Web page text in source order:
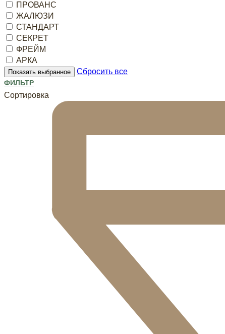
ПРОВАНС
ЖАЛЮЗИ
СТАНДАРТ
СЕКРЕТ
ФРЕЙМ
АРКА
Показать выбранное Сбросить все
ФИЛЬТР
Сортировка